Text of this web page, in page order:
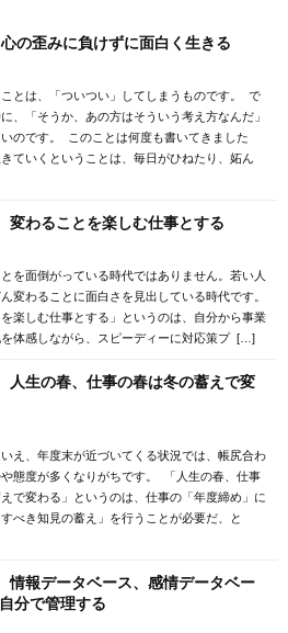
の歪みに負けずに面白く生きる
とは、「ついつい」してしまうものです。 で
、「そうか、あの方はそういう考え方なんだ」
のです。 このことは何度も書いてきました
ていくということは、毎日がひねたり、妬ん
わることを楽しむ仕事とする
面倒がっている時代ではありません。若い人
変わることに面白さを見出している時代です。
を楽しむ仕事とする」というのは、自分から事業
体感しながら、スピーディーに対応策プ […]
生の春、仕事の春は冬の蓄えで変
、年度末が近づいてくる状況では、帳尻合わ
態度が多くなりがちです。 「人生の春、仕事
で変わる」というのは、仕事の「年度締め」に
べき知見の蓄え」を行うことが必要だ、と
報データベース、感情データベー
分で管理する